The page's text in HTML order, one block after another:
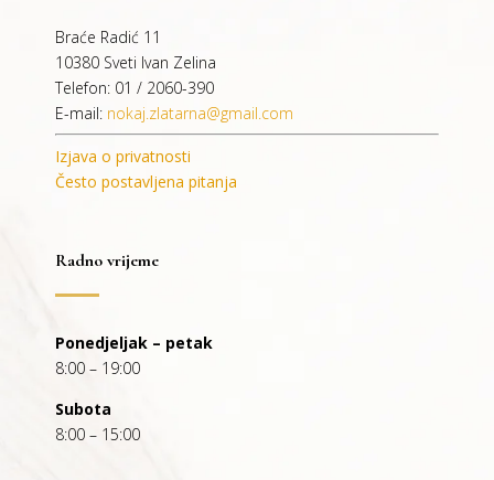
Braće Radić 11
10380 Sveti Ivan Zelina
Telefon: 01 / 2060-390
E-mail: nokaj.zlatarna@gmail.com
Izjava o privatnosti
Često postavljena pitanja
Radno vrijeme
Ponedjeljak – petak
8:00 – 19:00
Subota
8:00 – 15:00